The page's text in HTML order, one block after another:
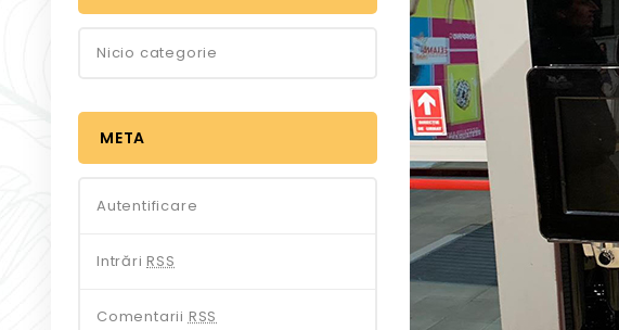
Nicio categorie
META
Autentificare
Intrări RSS
Comentarii RSS